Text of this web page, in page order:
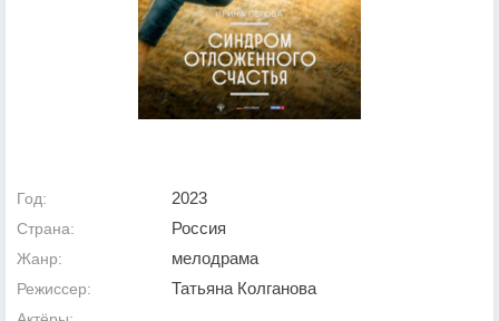
Год: 2023
Страна: Россия
Жанр: мелодрама
Режиссер: Татьяна Колганова